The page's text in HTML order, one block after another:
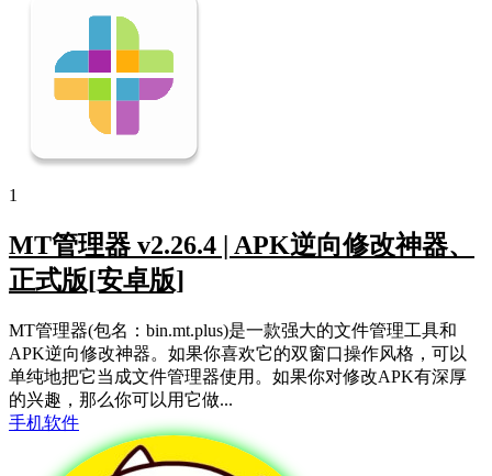
1
MT管理器 v2.26.4 | APK逆向修改神器、
正式版[安卓版]
MT管理器(包名：bin.mt.plus)是一款强大的文件管理工具和
APK逆向修改神器。如果你喜欢它的双窗口操作风格，可以
单纯地把它当成文件管理器使用。如果你对修改APK有深厚
的兴趣，那么你可以用它做...
手机软件